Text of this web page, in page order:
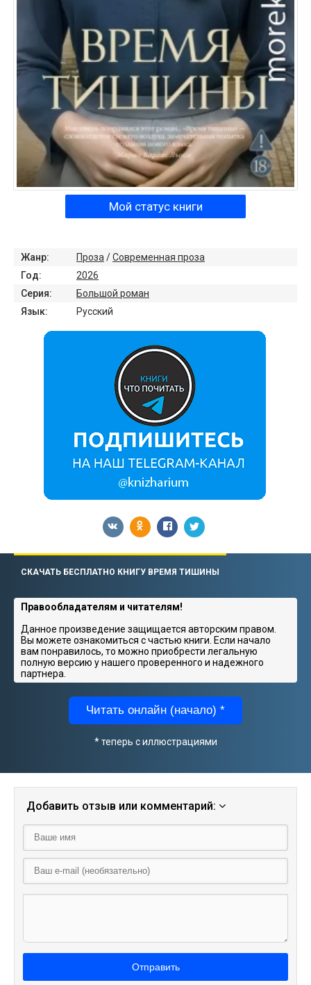
Мой статус книги
Жанр: Проза /Современная проза
Год:
2026
Серия:
Большой роман
Язык:
Русский
СКАЧАТЬ БЕСПЛАТНО КНИГУ ВРЕМЯ ТИШИНЫ
Правообладателям и читателям!
Данное произведение защищается авторским правом.
Вы можете ознакомиться с частью книги. Если начало
вам понравилось, то можно приобрести легальную
полную версию у нашего проверенного и надежного
партнера.
Читать онлайн (начало) *
* теперь с иллюстрациями
Добавить отзыв или комментарий:
Отправить